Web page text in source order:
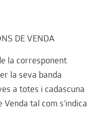
DE VENDA
la corresponent
la seva banda
a totes i cadascuna
Venda tal com s'indica